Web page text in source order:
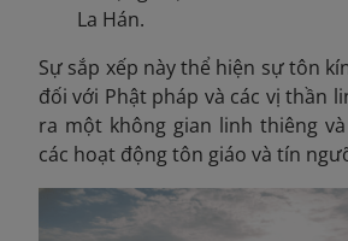
La Hán.
Sự sắp xếp này thể hiện sự tôn
đối với Phật pháp và các vị thần
ra một không gian linh thiêng
các hoạt động tôn giáo và tín